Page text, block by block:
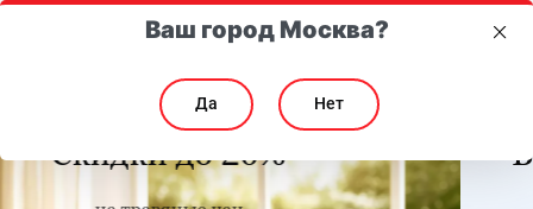
Бережный уход за зубами и
дёснами
Ваш город Москва?
Да Нет